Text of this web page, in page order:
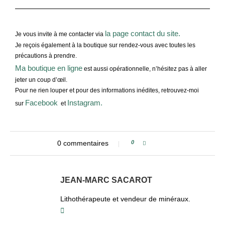
Je vous invite à me contacter via la page contact du site.
Je reçois également à la boutique sur rendez-vous avec toutes les
précautions à prendre.
Ma boutique en ligne est aussi opérationnelle, n’hésitez pas à aller
jeter un coup d’œil.
Pour ne rien louper et pour des informations inédites, retrouvez-moi
sur Facebook et Instagram.
0 commentaires 0
JEAN-MARC SACAROT
Lithothérapeute et vendeur de minéraux.